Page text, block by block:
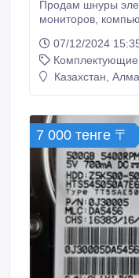
Продам шнуры
мониторов, компьютеров и электрооборудования к
чёрный.
07/12/2024
Казахстан,
7 000 тенге 〒